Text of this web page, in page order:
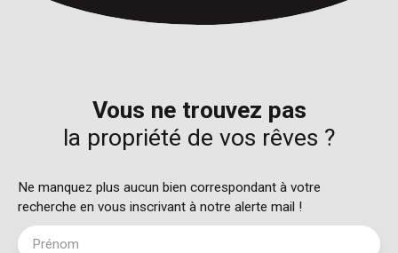
Vous ne trouvez pas
la propriété de vos rêves ?
Ne manquez plus aucun bien correspondant à votre
recherche en vous inscrivant à notre alerte mail !
Prénom